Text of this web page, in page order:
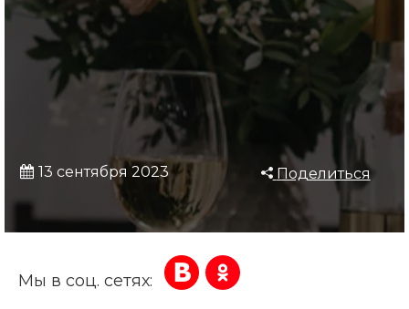
13 сентября 2023 Поделиться
Мы в соц. сетях: